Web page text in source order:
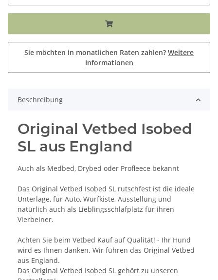
Sie möchten in monatlichen Raten zahlen? Weitere
Informationen
Beschreibung
Original Vetbed Isobed
SL aus England
Auch als Medbed, Drybed oder Profleece bekannt
Das Original Vetbed Isobed SL rutschfest ist die ideale
Unterlage, für Auto, Wurfkiste, Ausstellung und
natürlich auch als Lieblingsschlafplatz für ihren
Vierbeiner.
Achten Sie beim Vetbed Kauf auf Qualität! - Ihr Hund
wird es Ihnen danken. Wir führen das Original Vetbed
aus England.
Das Original Vetbed Isobed SL gehört zu unseren